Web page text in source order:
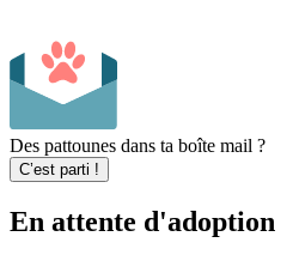
Des pattounes dans ta boîte mail ?
C’est parti !
En attente d'adoption